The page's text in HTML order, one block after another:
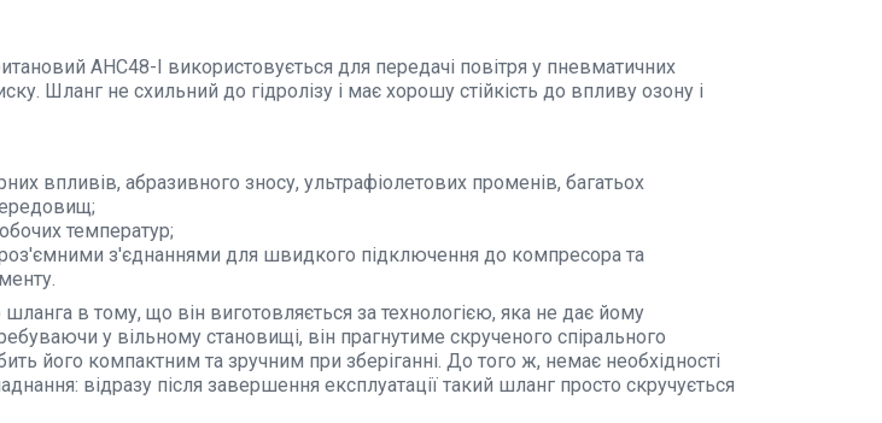
AHC48-I використовується для передачі повітря у пневматичних
Шланг не схильний до гідролізу і має хорошу стійкість до впливу озону і
впливів, абразивного зносу, ультрафіолетових променів, багатьох
температур;
з'єднаннями для швидкого підключення до компресора та
шланга в тому, що він виготовляється за технологією, яка не дає йому
у вільному становищі, він прагнутиме скрученого спірального
його компактним та зручним при зберіганні. До того ж, немає необхідності
відразу після завершення експлуатації такий шланг просто скручується